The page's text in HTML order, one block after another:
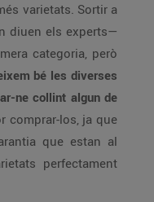
varietats. Sortir a
diuen els experts—
categoria, però
bé les diverses
ne collint algun de
comprar-los, ja que
que estan al
perfectament